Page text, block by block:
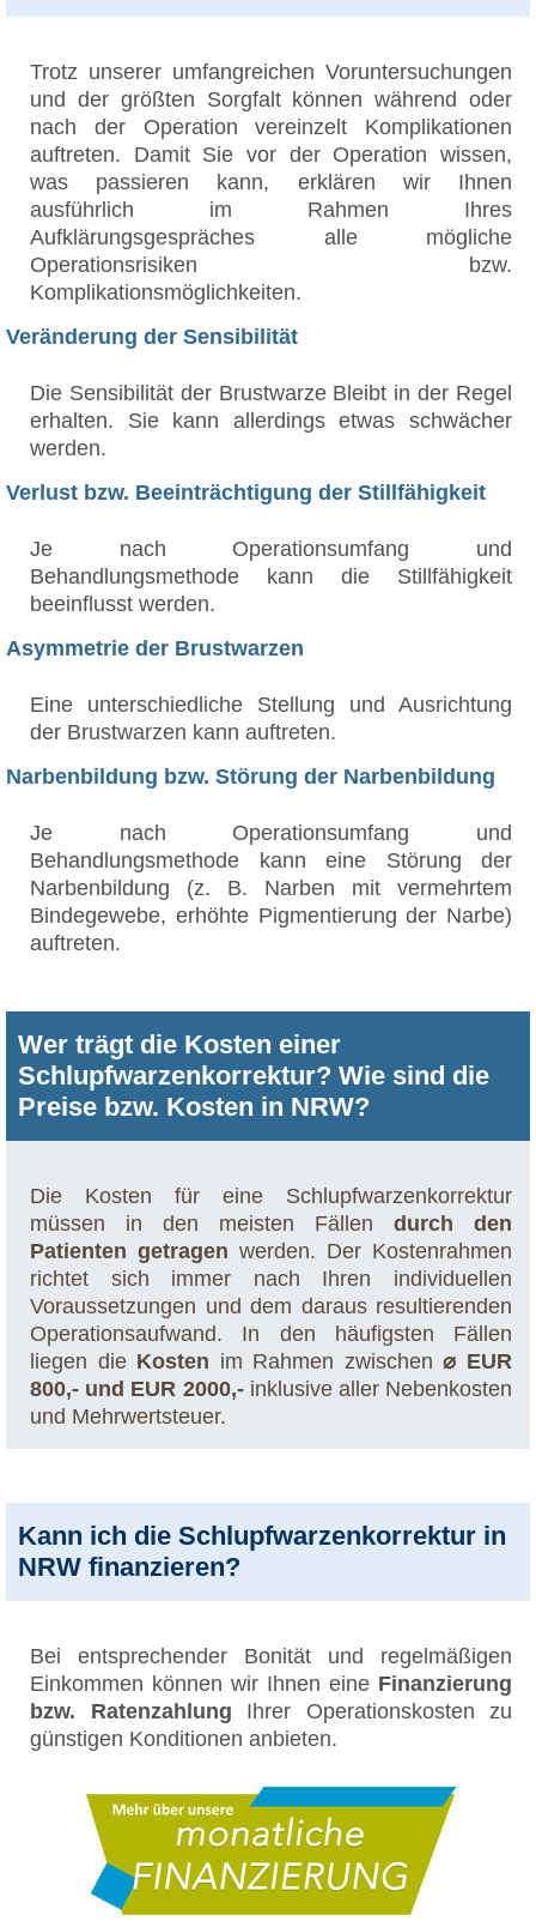
Trotz unserer umfangreichen Voruntersuchungen
und der größten Sorgfalt können während oder
nach der Operation vereinzelt Komplikationen
auftreten. Damit Sie vor der Operation wissen,
was passieren kann, erklären wir Ihnen
ausführlich im Rahmen Ihres
Aufklärungsgespräches alle mögliche
Operationsrisiken bzw.
Komplikationsmöglichkeiten.
Veränderung der Sensibilität
Die Sensibilität der Brustwarze Bleibt in der Regel
erhalten. Sie kann allerdings etwas schwächer
werden.
Verlust bzw. Beeinträchtigung der Stillfähigkeit
Je nach Operationsumfang und
Behandlungsmethode kann die Stillfähigkeit
beeinflusst werden.
Asymmetrie der Brustwarzen
Eine unterschiedliche Stellung und Ausrichtung
der Brustwarzen kann auftreten.
Narbenbildung bzw. Störung der Narbenbildung
Je nach Operationsumfang und
Behandlungsmethode kann eine Störung der
Narbenbildung (z. B. Narben mit vermehrtem
Bindegewebe, erhöhte Pigmentierung der Narbe)
auftreten.
Wer trägt die Kosten einer
Schlupfwarzenkorrektur? Wie sind die
Preise bzw. Kosten in NRW?
Die Kosten für eine Schlupfwarzenkorrektur
müssen in den meisten Fällen durch den
Patienten getragen werden. Der Kostenrahmen
richtet sich immer nach Ihren individuellen
Voraussetzungen und dem daraus resultierenden
Operationsaufwand. In den häufigsten Fällen
liegen die Kosten im Rahmen zwischen⌀ EUR
800,- und EUR 2000,-inklusive aller Nebenkosten
und Mehrwertsteuer.
Kann ich die Schlupfwarzenkorrektur in
NRW finanzieren?
Bei entsprechender Bonität und regelmäßigen
Einkommen können wir Ihnen eine Finanzierung
bzw. Ratenzahlung Ihrer Operationskosten zu
günstigen Konditionen anbieten.